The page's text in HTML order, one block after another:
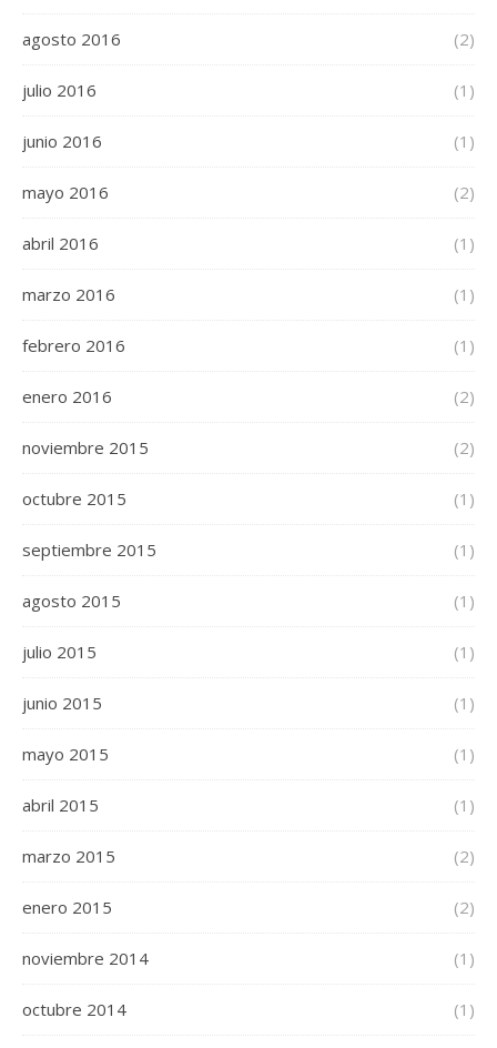
agosto 2016 (2)
julio 2016 (1)
junio 2016 (1)
mayo 2016 (2)
abril 2016 (1)
marzo 2016 (1)
febrero 2016 (1)
enero 2016 (2)
noviembre 2015 (2)
octubre 2015 (1)
septiembre 2015 (1)
agosto 2015 (1)
julio 2015 (1)
junio 2015 (1)
mayo 2015 (1)
abril 2015 (1)
marzo 2015 (2)
enero 2015 (2)
noviembre 2014 (1)
octubre 2014 (1)